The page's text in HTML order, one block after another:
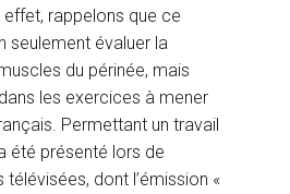
effet, rappelons que ce
seulement évaluer la
du périnée, mais
les exercices à mener
Permettant un travail
été présenté lors de
dont l’émission «